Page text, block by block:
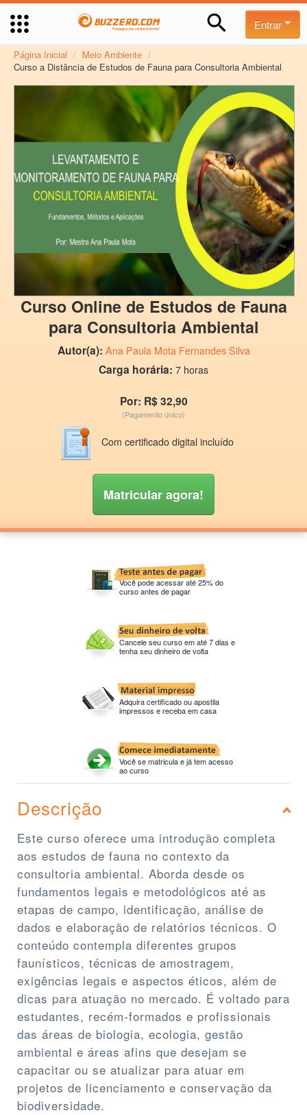
Entrar
Página Inicial / Meio Ambiente /
Curso a Distância de Estudos de Fauna para Consultoria Ambiental
Curso Online de Estudos de Fauna
para Consultoria Ambiental
Autor(a): Ana Paula Mota Fernandes Silva
Carga horária: 7 horas
Por: R$ 32,90
(Pagamento único)
Com certificado digital incluído
Matricular agora!
Você pode acessar até 25% do
curso antes de pagar
Cancele seu curso em até 7 dias e
tenha seu dinheiro de volta
Adquira certificado ou apostila
impressos e receba em casa
Você se matricula e já tem acesso
ao curso
Descrição
Este curso oferece uma introdução completa
aos estudos de fauna no contexto da
consultoria ambiental. Aborda desde os
fundamentos legais e metodológicos até as
etapas de campo, identificação, análise de
dados e elaboração de relatórios técnicos. O
conteúdo contempla diferentes grupos
faunísticos, técnicas de amostragem,
exigências legais e aspectos éticos, além de
dicas para atuação no mercado. É voltado para
estudantes, recém-formados e profissionais
das áreas de biologia, ecologia, gestão
ambiental e áreas afins que desejam se
capacitar ou se atualizar para atuar em
projetos de licenciamento e conservação da
biodiversidade.